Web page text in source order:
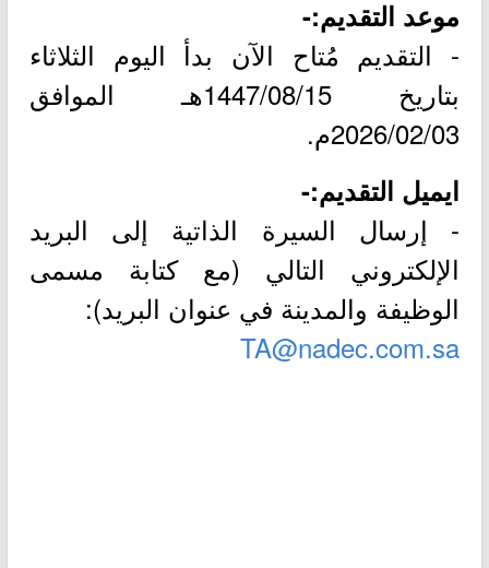
موعد التقديم:-
- التقديم مُتاح الآن بدأ اليوم الثلاثاء
بتاريخ 1447/08/15هـ الموافق
2026/02/03م.
ايميل التقديم:-
- إرسال السيرة الذاتية إلى البريد
الإلكتروني التالي (مع كتابة مسمى
الوظيفة والمدينة في عنوان البريد):
TA@nadec.com.sa